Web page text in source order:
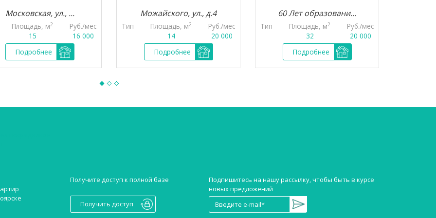
Московская, ул., ...
Площадь, м2
15
Руб./мес
16 000
Подробнее
Можайского, ул., д.4
Тип Площадь, м2
14
Руб./мес
20 000
Подробнее
60 Лет образовани...
Тип Площадь, м2
32
Руб./мес
20 000
Подробнее
Получите доступ к полной базе
Получить доступ
Подпишитесь на нашу рассылку, чтобы быть в курсе
новых предложений